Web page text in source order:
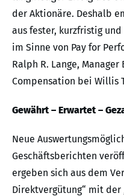
der Aktionäre. Deshalb
aus fester, kurzfristig
im Sinne von Pay for
Ralph R. Lange,
Compensation bei Willis
Gewährt – Erwartet –
Neue
Geschäftsberichten
ergeben sich aus dem
Direktvergütung“ mit